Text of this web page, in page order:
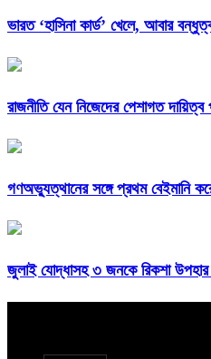
ভারত ‘হাসিনা কার্ড’ খেলে, আবার
রাজনীতি যেন নিজেদের পেশাগত দায়িত্ব
গণঅভ্যুত্থানের সঙ্গে প্রথম বেইমানি
জুলাই যোদ্ধাসহ ৩ জনকে রিকশা উপহার